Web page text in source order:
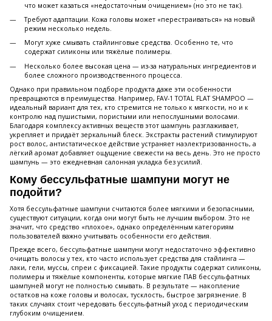
что может казаться «недостаточным очищением» (но это не так).
Требуют адаптации. Кожа головы может «перестраиваться» на новый
режим несколько недель.
Могут хуже смывать стайлинговые средства. Особенно те, что
содержат силиконы или тяжёлые полимеры.
Несколько более высокая цена — из-за натуральных ингредиентов и
более сложного производственного процесса.
Однако при правильном подборе продукта даже эти особенности
превращаются в преимущества. Например, FAV-1 TOTAL FLAT SHAMPOO —
идеальный вариант для тех, кто стремится не только к мягкости, но и к
контролю над пушистыми, пористыми или непослушными волосами.
Благодаря комплексу активных веществ этот шампунь разглаживает,
укрепляет и придаёт зеркальный блеск. Экстракты растений стимулируют
рост волос, антистатическое действие устраняет наэлектризованность, а
лёгкий аромат добавляет ощущение свежести на весь день. Это не просто
шампунь — это ежедневная салонная укладка без усилий.
Кому бессульфатные шампуни могут не
подойти?
Хотя бессульфатные шампуни считаются более мягкими и безопасными,
существуют ситуации, когда они могут быть не лучшим выбором. Это не
значит, что средство «плохое», однако определённым категориям
пользователей важно учитывать особенности его действия.
Прежде всего, бессульфатные шампуни могут недостаточно эффективно
очищать волосы у тех, кто часто использует средства для стайлинга —
лаки, гели, муссы, спреи с фиксацией. Такие продукты содержат силиконы,
полимеры и тяжёлые компоненты, которые мягкие ПАВ бессульфатных
шампуней могут не полностью смывать. В результате — накопление
остатков на коже головы и волосах, тусклость, быстрое загрязнение. В
таких случаях стоит чередовать бессульфатный уход с периодическим
глубоким очищением.